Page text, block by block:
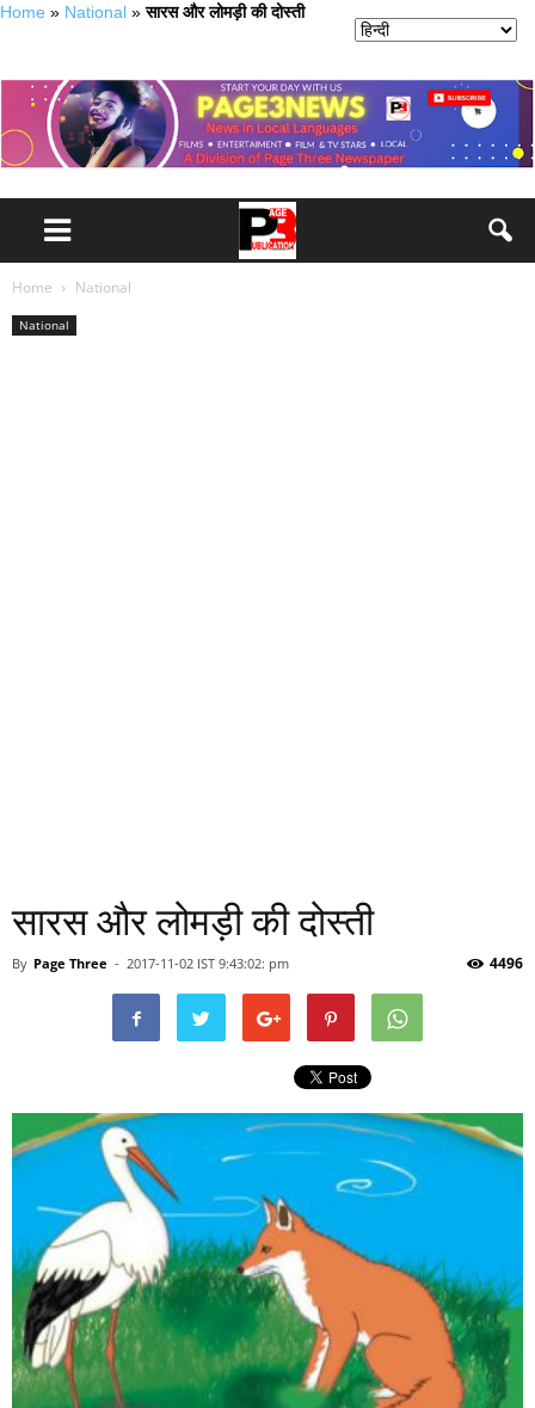
Home » National »सारस और लोमड़ी की दोस्ती
Home National
National
सारस और लोमड़ी की दोस्ती
By Page Three - 2017-11-02 IST 9:43:02: pm 4496